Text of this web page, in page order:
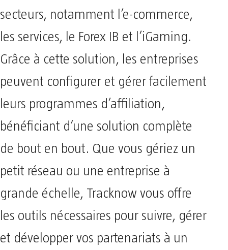
secteurs, notamment l’e-commerce,
les services, le Forex IB et l’iGaming.
Grâce à cette solution, les entreprises
peuvent configurer et gérer facilement
leurs programmes d’affiliation,
bénéficiant d’une solution complète
de bout en bout. Que vous gériez un
petit réseau ou une entreprise à
grande échelle, Tracknow vous offre
les outils nécessaires pour suivre, gérer
et développer vos partenariats à un